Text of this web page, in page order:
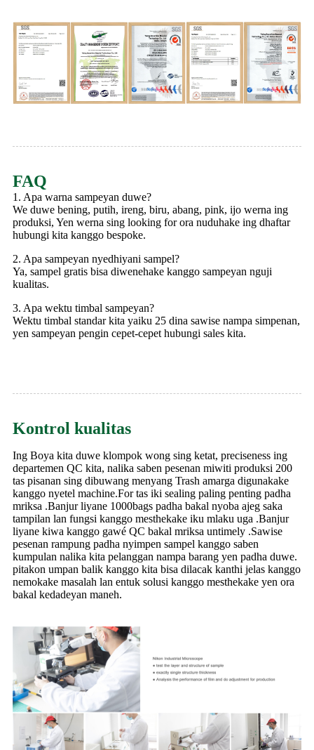
FAQ
1. Apa warna sampeyan duwe?
We duwe bening, putih, ireng, biru, abang, pink, ijo werna ing
produksi, Yen werna sing looking for ora nuduhake ing dhaftar
hubungi kita kanggo bespoke.
2. Apa sampeyan nyedhiyani sampel?
Ya, sampel gratis bisa diwenehake kanggo sampeyan nguji
kualitas.
3. Apa wektu timbal sampeyan?
Wektu timbal standar kita yaiku 25 dina sawise nampa simpenan,
yen sampeyan pengin cepet-cepet hubungi sales kita.
Kontrol kualitas
Ing Boya kita duwe klompok wong sing ketat, preciseness ing
departemen QC kita, nalika saben pesenan miwiti produksi 200
tas pisanan sing dibuwang menyang Trash amarga digunakake
kanggo nyetel machine.For tas iki sealing paling penting padha
mriksa .Banjur liyane 1000bags padha bakal nyoba ajeg saka
tampilan lan fungsi kanggo mesthekake iku mlaku uga .Banjur
liyane kiwa kanggo gawé QC bakal mriksa untimely .Sawise
pesenan rampung padha nyimpen sampel kanggo saben
kumpulan nalika kita pelanggan nampa barang yen padha duwe.
pitakon umpan balik kanggo kita bisa dilacak kanthi jelas kanggo
nemokake masalah lan entuk solusi kanggo mesthekake yen ora
bakal kedadeyan maneh.